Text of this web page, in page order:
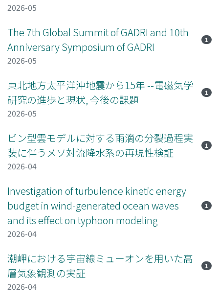
2026-05
The 7th Global Summit of GADRI and 10th
Anniversary Symposium of GADRI
1
2026-05
東北地方太平洋沖地震から15年 --電磁気学
研究の進歩と現状, 今後の課題
1
2026-05
ビン型雲モデルに対する雨滴の分裂過程実
装に伴うメソ対流降水系の再現性検証
1
2026-04
Investigation of turbulence kinetic energy
budget in wind-generated ocean waves
and its effect on typhoon modeling
1
2026-04
潮岬における宇宙線ミューオンを用いた高
層気象観測の実証
1
2026-04